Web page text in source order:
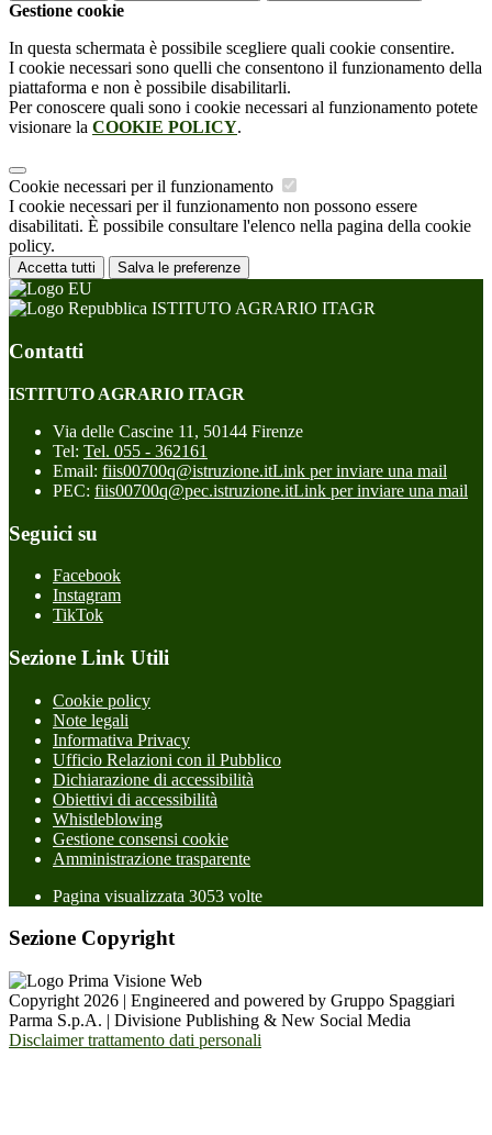
Gestione cookie
In questa schermata è possibile scegliere quali cookie consentire.
I cookie necessari sono quelli che consentono il funzionamento della
piattaforma e non è possibile disabilitarli.
Per conoscere quali sono i cookie necessari al funzionamento potete
visionare la COOKIE POLICY.
Cookie necessari per il funzionamento
I cookie necessari per il funzionamento non possono essere
disabilitati. È possibile consultare l'elenco nella pagina della cookie
policy.
Accetta tutti Salva le preferenze
ISTITUTO AGRARIO ITAGR
Contatti
ISTITUTO AGRARIO ITAGR
Via delle Cascine 11, 50144 Firenze
Tel: Tel. 055 - 362161
Email: fiis00700q@istruzione.itLink per inviare una mail
PEC: fiis00700q@pec.istruzione.itLink per inviare una mail
Seguici su
Facebook
Instagram
TikTok
Sezione Link Utili
Cookie policy
Note legali
Informativa Privacy
Ufficio Relazioni con il Pubblico
Dichiarazione di accessibilità
Obiettivi di accessibilità
Whistleblowing
Gestione consensi cookie
Amministrazione trasparente
Pagina visualizzata 3053 volte
Sezione Copyright
Copyright 2026 | Engineered and powered by Gruppo Spaggiari
Parma S.p.A. | Divisione Publishing & New Social Media
Disclaimer trattamento dati personali